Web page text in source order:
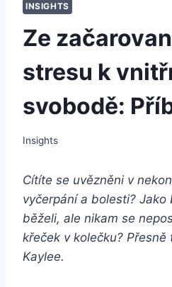
INSIGHTS
Ze
stresu k
svobodě:
Insights
Cítíte se uvězněni v
vyčerpání a bolesti? Jako
běželi, ale nikam se
křeček v kolečku?
Kaylee.